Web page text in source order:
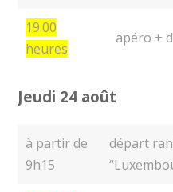
19.00
heures
apéro +
Jeudi 24 août
à partir de
9h15
départ